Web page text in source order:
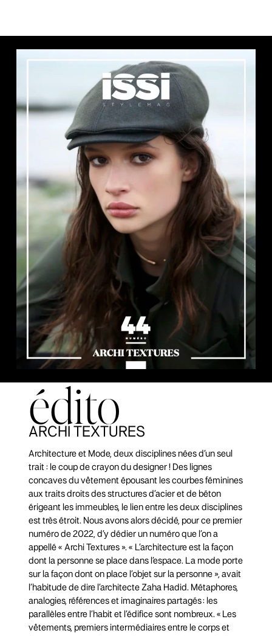
édito
ARCHI TEXTURES
Architecture et Mode, deux disciplines nées d’un seul
trait : le coup de crayon du designer ! Des lignes
concaves du vêtement épousant les courbes féminines
aux traits droits des structures d’acier et de béton
érigeant les immeubles, le lien entre les deux disciplines
est très étroit. Nous avons alors décidé, pour ce premier
numéro de 2022, d’y dédier un numéro que l’on a
appellé « Archi Textures ». « L’architecture est la façon
dont la personne se place dans l’espace. La mode porte
sur la façon dont on place l’objet sur la personne », avait
l’habitude de dire l’architecte Zaha Hadid. Métaphores,
analogies, références et imaginaires partagés : les
parallèles entre l’habit et l’édifice sont nombreux. « Les
vêtements, premiers intermédiaires entre le corps et